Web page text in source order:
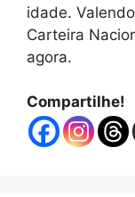
idade.
Carteira
agora.
Compartilhe!